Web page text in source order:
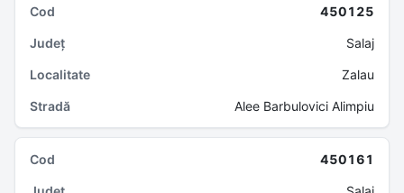
450125
Salaj
Zalau
Alee Barbulovici Alimpiu
450161